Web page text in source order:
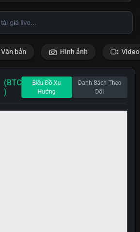
giá live...
Văn bản Hình ảnh Video
(BTC
)
Biểu Đồ Xu
Hướng
Danh Sách Theo
Dõi